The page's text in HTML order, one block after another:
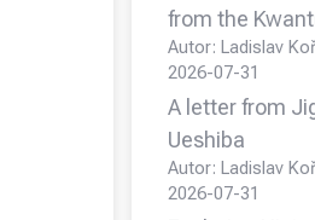
from the
Autor: Ladislav
2026-07-31
A letter from
Ueshiba
Autor: Ladislav
2026-07-31